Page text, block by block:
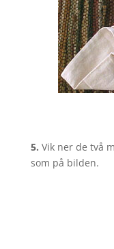
5. Vik ner de två
som på bilden.